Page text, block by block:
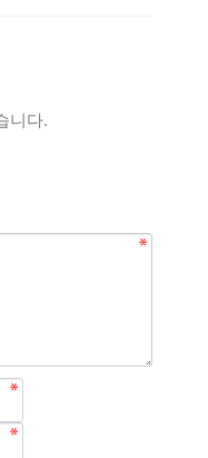
니다.